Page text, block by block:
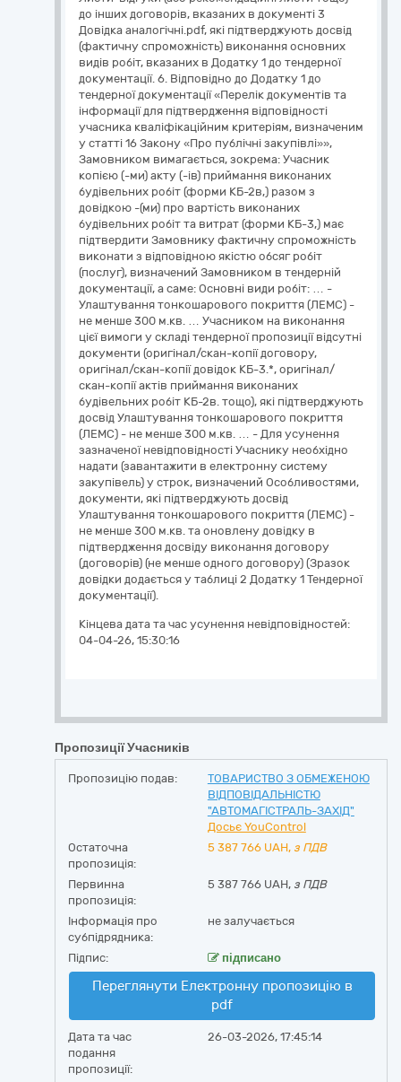
Кінцева дата та час усунення невідповідностей:
04-04-26, 15:30:16
Пропозиції Учасників
Пропозицію подав:
ТОВАРИСТВО З ОБМЕЖЕНОЮ
ВІДПОВІДАЛЬНІСТЮ
"АВТОМАГІСТРАЛЬ-ЗАХІД"
Досьє YouControl
Остаточна
пропозиція:
5 387 766 UAH, з ПДВ
Первинна
пропозиція:
5 387 766 UAH, з ПДВ
Інформація про
субпідрядника:
не залучається
Підпис: підписано
Переглянути Електронну пропозицію в
pdf
Дата та час
подання
пропозиції:
26-03-2026, 17:45:14